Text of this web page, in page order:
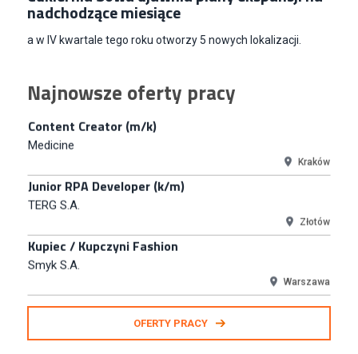
nadchodzące miesiące
a w IV kwartale tego roku otworzy 5 nowych lokalizacji.
Najnowsze oferty pracy
Junior RPA Developer (k/m)
Złotów
Smyk S.A.
Młodszy Specjalista ds. Contentu i Social Media
CCC S.A.
Polkowice
Specjalista ds. Rozwoju Systemów IT (km)
N2H Sp. z o.o.
Kraków
Zastępca Kierownika Salonu CH Riviera (m/k)
KAN SP Z O O
Gdynia
Specjalista/tka ds. Utrzymania Ruchu
OFERTY PRACY